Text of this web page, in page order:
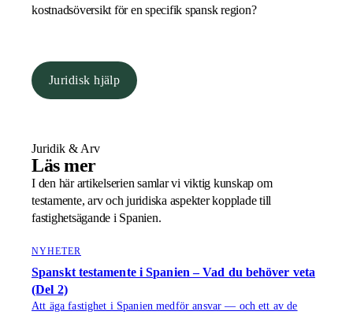
kostnadsöversikt för en specifik spansk region?
Juridisk hjälp
Juridik & Arv
Läs mer
I den här artikelserien samlar vi viktig kunskap om
testamente, arv och juridiska aspekter kopplade till
fastighetsägande i Spanien.
NYHETER
Spanskt testamente i Spanien – Vad du behöver veta
(Del 2)
Att äga fastighet i Spanien medför ansvar — och ett av de